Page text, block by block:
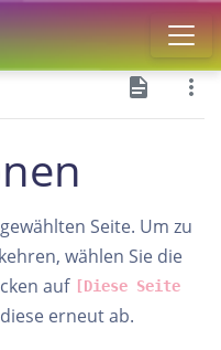
Seite. Um zu
wählen Sie die
auf
[Diese Seite
erneut ab.